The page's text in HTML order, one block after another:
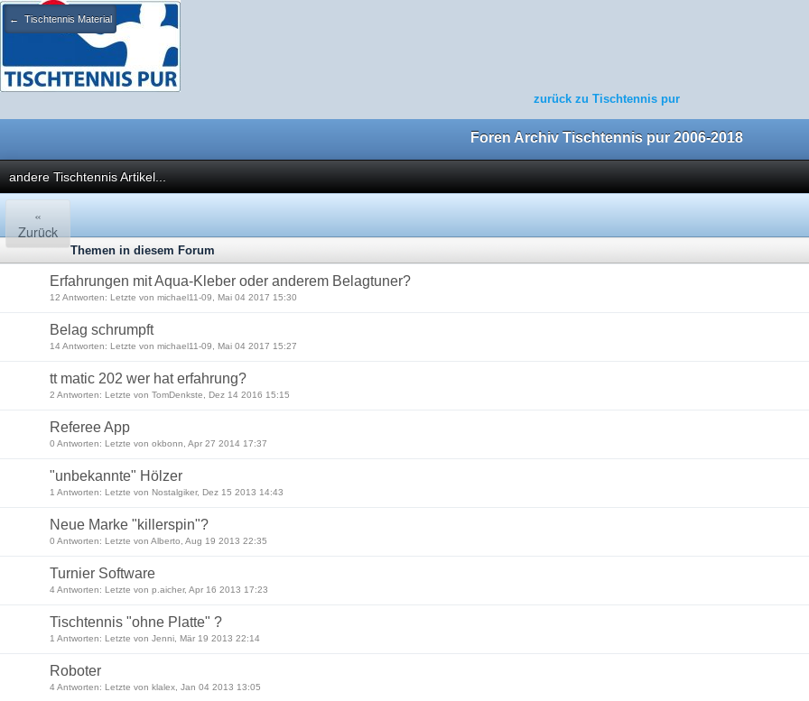
← Tischtennis Material
zurück zu Tischtennis pur
Foren Archiv Tischtennis pur 2006-2018
andere Tischtennis Artikel...
«
Zurück
Themen in diesem Forum
Erfahrungen mit Aqua-Kleber oder anderem Belagtuner?
12 Antworten: Letzte von michael11-09, Mai 04 2017 15:30
Belag schrumpft
14 Antworten: Letzte von michael11-09, Mai 04 2017 15:27
tt matic 202 wer hat erfahrung?
2 Antworten: Letzte von TomDenkste, Dez 14 2016 15:15
Referee App
0 Antworten: Letzte von okbonn, Apr 27 2014 17:37
"unbekannte" Hölzer
1 Antworten: Letzte von Nostalgiker, Dez 15 2013 14:43
Neue Marke "killerspin"?
0 Antworten: Letzte von Alberto, Aug 19 2013 22:35
Turnier Software
4 Antworten: Letzte von p.aicher, Apr 16 2013 17:23
Tischtennis "ohne Platte" ?
1 Antworten: Letzte von Jenni, Mär 19 2013 22:14
Roboter
4 Antworten: Letzte von klalex, Jan 04 2013 13:05